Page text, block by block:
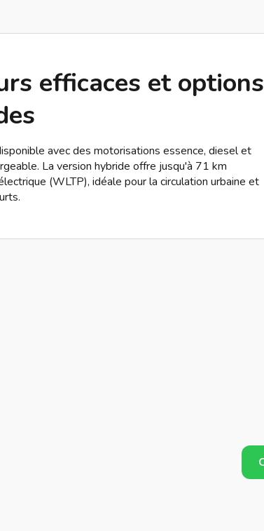
efficaces et options
avec des motorisations essence, diesel et
La version hybride offre jusqu'à 71 km
(WLTP), idéale pour la circulation urbaine et